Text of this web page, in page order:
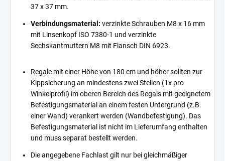
37 x 37 mm.
Verbindungsmaterial: verzinkte Schrauben M8 x 16 mm
mit Linsenkopf ISO 7380-1 und verzinkte
Sechskantmuttern M8 mit Flansch DIN 6923.
Regale mit einer Höhe von 180 cm und höher sollten zur
Kippsicherung an mindestens zwei Stellen (1x pro
Winkelprofil) im oberen Bereich des Regals mit geeignetem
Befestigungsmaterial an einem festen Untergrund (z.B.
einer Wand) verankert werden (Wandbefestigung). Das
Befestigungsmaterial ist nicht im Lieferumfang enthalten
und muss separat bestellt werden.
Die angegebene Fachlast gilt nur bei gleichmäßiger